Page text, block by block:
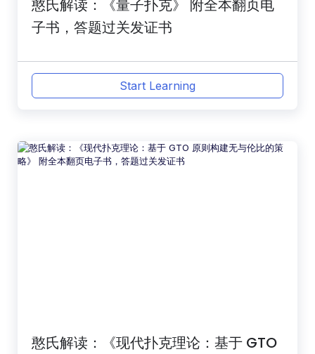
憨氏解读：《量子扑克》 附全本翻页电
子书，答题过关发证书
Start Learning
憨氏解读：《现代扑克理论：基于 GTO